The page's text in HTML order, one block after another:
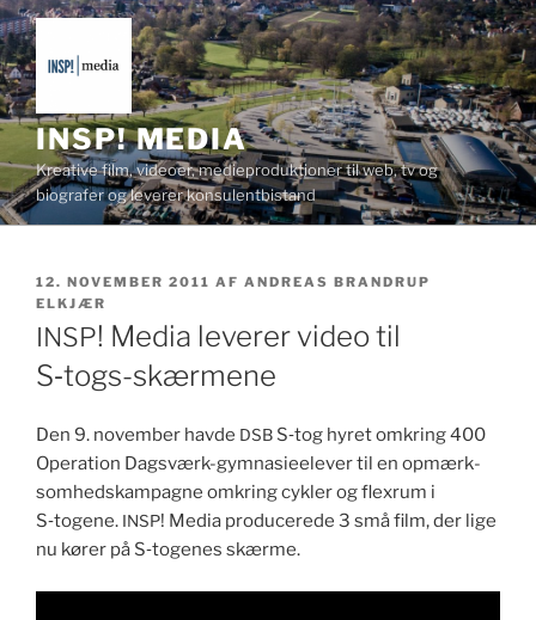
Videre
til
indhold
INSP! MEDIA
Kreative film, videoer, medieproduktioner til web, tv og
biografer og leverer konsulentbistand
UDGIVET
DEN
12. NOVEMBER 2011 AF ANDREAS BRANDRUP
ELKJÆR
INSP! Media leverer video til
S‑togs-skærmene
Den 9. novem­ber havde DSB S‑tog hyret omkring 400
Oper­a­tion Dagsværk-gym­nasieelever til en opmærk­
somhed­skam­pagne omkring cyk­ler og flexrum i
S‑togene. INSP! Media pro­duc­erede 3 små film, der lige
nu kør­er på S‑togenes skærme.